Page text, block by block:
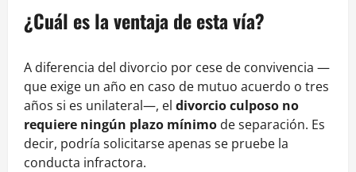
¿Cuál es la ventaja de esta vía?
A diferencia del divorcio por cese de convivencia —
que exige un año en caso de mutuo acuerdo o tres
años si es unilateral—, el divorcio culposo no
requiere ningún plazo mínimo de separación. Es
decir, podría solicitarse apenas se pruebe la
conducta infractora.